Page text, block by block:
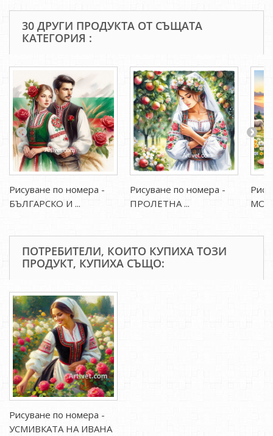
30 ДРУГИ ПРОДУКТА ОТ СЪЩАТА
КАТЕГОРИЯ :
Рисуване по номера -
БЪЛГАРСКО И ...
Рисуване по номера -
ПРОЛЕТНА ...
ПОТРЕБИТЕЛИ, КОИТО КУПИХА ТОЗИ
ПРОДУКТ, КУПИХА СЪЩО:
Рисуване по номера -
УСМИВКАТА НА ИВАНА